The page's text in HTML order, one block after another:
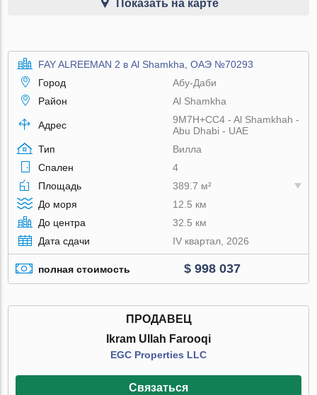
Показать на карте
FAY ALREEMAN 2 в Al Shamkha, ОАЭ №70293
Город
Абу-Даби
Район
Al Shamkha
Адрес
9M7H+CC4 - Al Shamkhah -
Abu Dhabi - UAE
Тип
Вилла
Спален
4
Площадь
389.7 м²
До моря
12.5 км
До центра
32.5 км
Дата сдачи
IV квартал, 2026
полная стоимость $ 998 037
ПРОДАВЕЦ
Ikram Ullah Farooqi
EGC Properties LLC
Связаться